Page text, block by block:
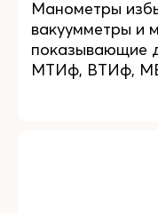
Манометры
вакуумметры и
показывающие
МТИф, ВТИф,